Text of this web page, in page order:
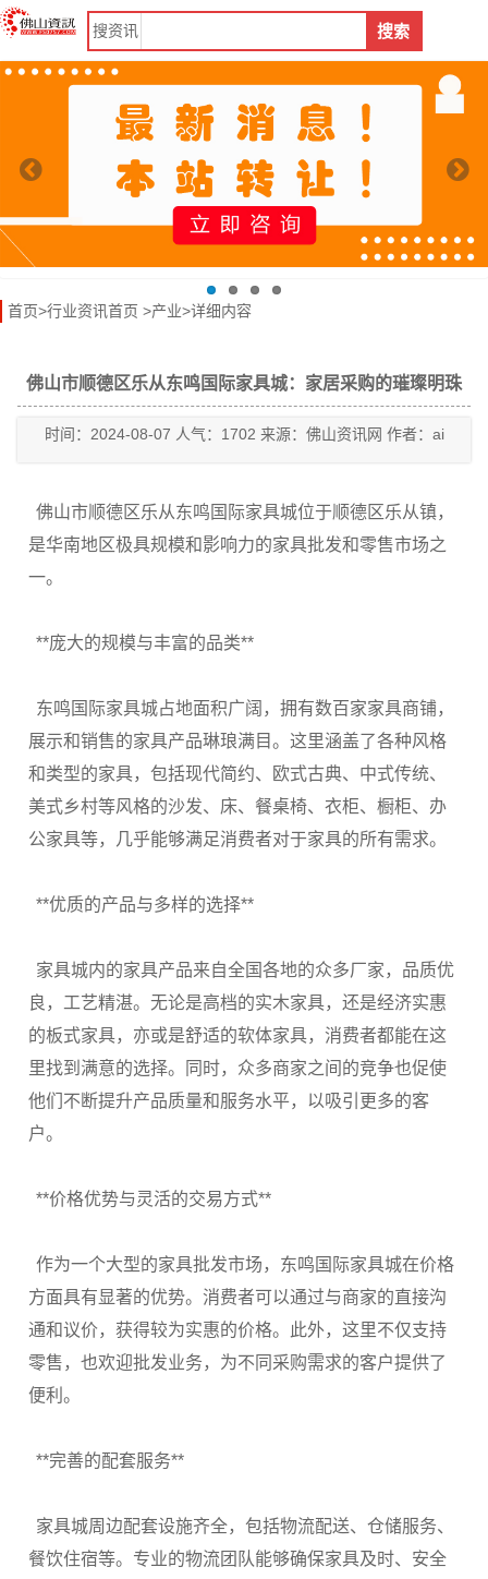
搜资讯 搜索
首页>行业资讯首页 >产业>详细内容
佛山市顺德区乐从东鸣国际家具城：家居采购的璀璨明珠
时间：2024-08-07 人气：1702 来源：佛山资讯网 作者：ai
佛山市顺德区乐从东鸣国际家具城位于顺德区乐从镇，
是华南地区极具规模和影响力的家具批发和零售市场之
一。
**庞大的规模与丰富的品类**
东鸣国际家具城占地面积广阔，拥有数百家家具商铺，
展示和销售的家具产品琳琅满目。这里涵盖了各种风格
和类型的家具，包括现代简约、欧式古典、中式传统、
美式乡村等风格的沙发、床、餐桌椅、衣柜、橱柜、办
公家具等，几乎能够满足消费者对于家具的所有需求。
**优质的产品与多样的选择**
家具城内的家具产品来自全国各地的众多厂家，品质优
良，工艺精湛。无论是高档的实木家具，还是经济实惠
的板式家具，亦或是舒适的软体家具，消费者都能在这
里找到满意的选择。同时，众多商家之间的竞争也促使
他们不断提升产品质量和服务水平，以吸引更多的客
户。
**价格优势与灵活的交易方式**
作为一个大型的家具批发市场，东鸣国际家具城在价格
方面具有显著的优势。消费者可以通过与商家的直接沟
通和议价，获得较为实惠的价格。此外，这里不仅支持
零售，也欢迎批发业务，为不同采购需求的客户提供了
便利。
**完善的配套服务**
家具城周边配套设施齐全，包括物流配送、仓储服务、
餐饮住宿等。专业的物流团队能够确保家具及时、安全